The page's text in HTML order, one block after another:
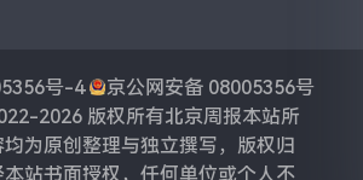
号-4
京公网安备 08005356号
2026 版权所有北京周报本站所
为原创整理与独立撰写，版权归
站书面授权，任何单位或个人不